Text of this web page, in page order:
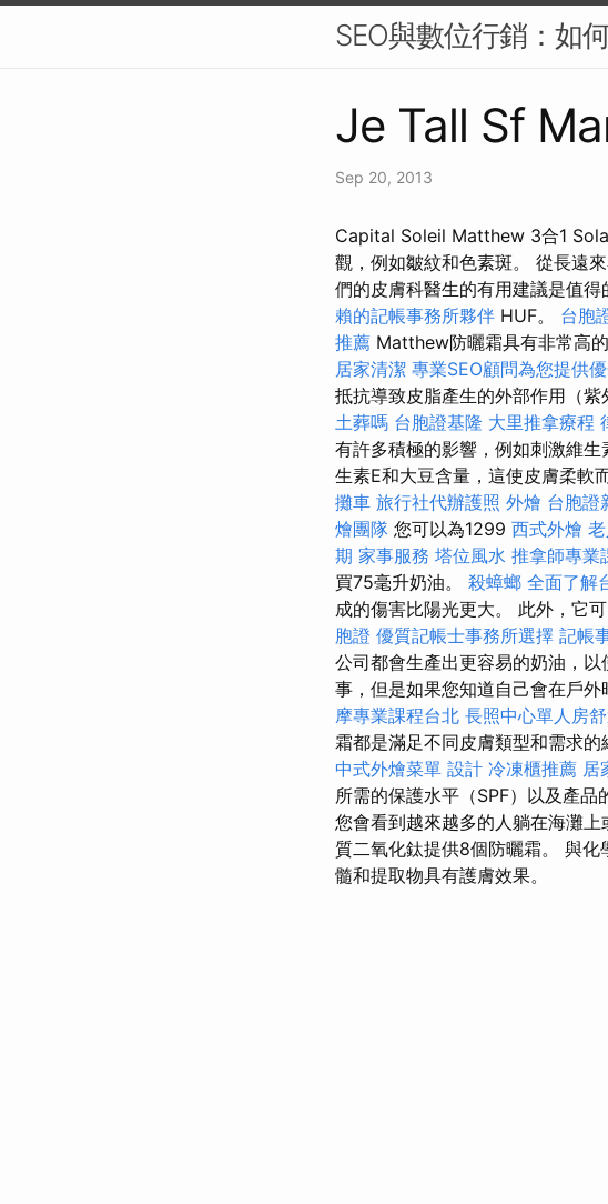
SEO與數位行銷：如
Je Tall Sf
Sep 20, 2013
Capital Soleil Matthew 3合1
觀，例如皺紋和色素斑。 從長遠
們的皮膚科醫生的有用建議是值
賴的記帳事務所夥伴 HUF。 台胞
推薦 Matthew防曬霜具有非常高
居家清潔 專業SEO顧問為您提供
抵抗導致皮脂產生的外部作用（紫
土葬嗎 台胞證基隆 大里推拿療程
有許多積極的影響，例如刺激維
生素E和大豆含量，這使皮膚柔軟
攤車 旅行社代辦護照 外燴 台胞證
燴團隊 您可以為1299 西式外燴
期 家事服務 塔位風水 推拿師專業
買75毫升奶油。 殺蟑螂 全面了解
成的傷害比陽光更大。 此外，它
胞證 優質記帳士事務所選擇 記帳
公司都會生產出更容易的奶油，以
事，但是如果您知道自己會在戶
摩專業課程台北 長照中心單人房
霜都是滿足不同皮膚類型和需求的
中式外燴菜單 設計 冷凍櫃推薦 居
所需的保護水平（SPF）以及產品
您會看到越來越多的人躺在海灘
質二氧化鈦提供8個防曬霜。 與
髓和提取物具有護膚效果。